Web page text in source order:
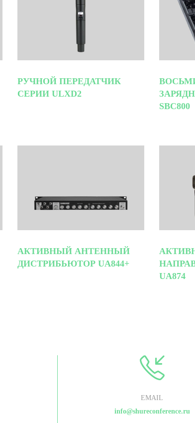
РУЧНОЙ ПЕРЕДАТЧИК
СЕРИИ ULXD2
SBC800
АКТИВНЫЙ АНТЕННЫЙ
ДИСТРИБЬЮТОР UA844+
UA874
EMAIL
info@shureconference.ru